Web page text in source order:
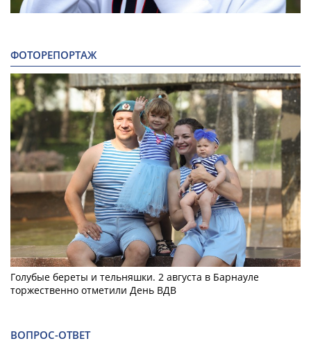
ФОТОРЕПОРТАЖ
Голубые береты и тельняшки. 2 августа в Барнауле
торжественно отметили День ВДВ
ВОПРОС-ОТВЕТ